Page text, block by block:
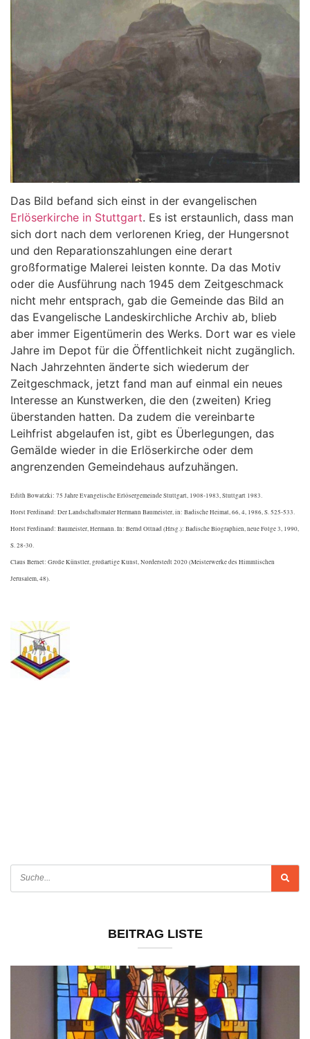
Das Bild befand sich einst in der evangelischen
Erlöserkirche in Stuttgart. Es ist erstaunlich, dass man
sich dort nach dem verlorenen Krieg, der Hungersnot
und den Reparationszahlungen eine derart
großformatige Malerei leisten konnte. Da das Motiv
oder die Ausführung nach 1945 dem Zeitgeschmack
nicht mehr entsprach, gab die Gemeinde das Bild an
das Evangelische Landeskirchliche Archiv ab, blieb
aber immer Eigentümerin des Werks. Dort war es viele
Jahre im Depot für die Öffentlichkeit nicht zugänglich.
Nach Jahrzehnten änderte sich wiederum der
Zeitgeschmack, jetzt fand man auf einmal ein neues
Interesse an Kunstwerken, die den (zweiten) Krieg
überstanden hatten. Da zudem die vereinbarte
Leihfrist abgelaufen ist, gibt es Überlegungen, das
Gemälde wieder in die Erlöserkirche oder dem
angrenzenden Gemeindehaus aufzuhängen.
Edith Bowatzki: 75 Jahre Evangelische Erlösergemeinde Stuttgart, 1908-1983, Stuttgart 1983.
Horst Ferdinand: Der Landschaftsmaler Hermann Baumeister, in: Badische Heimat, 66, 4, 1986, S. 525-533.
Horst Ferdinand: Baumeister, Hermann. In: Bernd Ottnad (Hrsg.): Badische Biographien, neue Folge 3, 1990,
S. 28-30.
Claus Bernet: Große Künstler, großartige Kunst, Norderstedt 2020 (Meisterwerke des Himmlischen
Jerusalem, 48).
BEITRAG LISTE